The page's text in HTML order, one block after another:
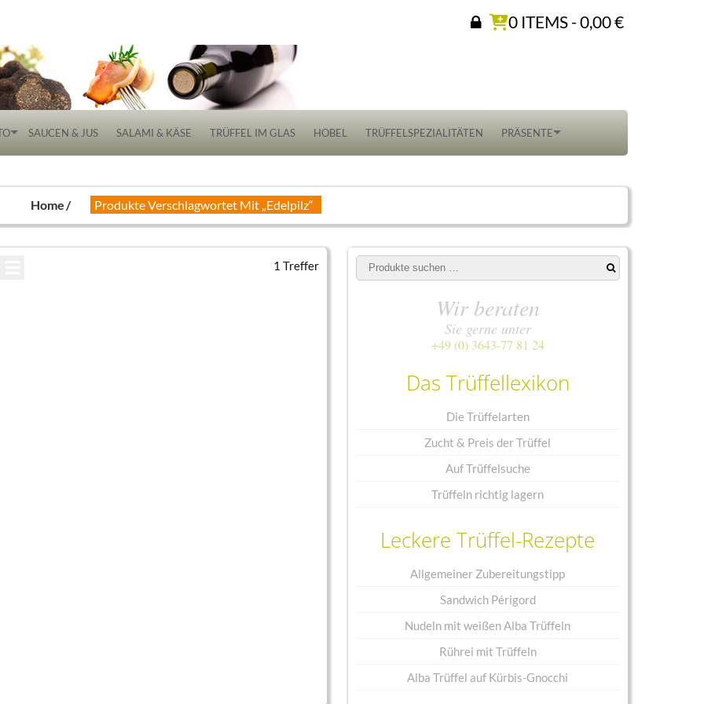
0 ITEMS -0,00€
SAUCEN & JUS SALAMI & KÄSE TRÜFFEL IM GLAS HOBEL TRÜFFELSPEZIALITÄTEN PRÄSENTE
Home Produkte Verschlagwortet Mit „Edelpilz“
1 Treffer
Suchen
Wir beraten
Sie gerne unter
+49 (0) 3643-77 81 24
Das Trüffellexikon
Die Trüffelarten
Zucht & Preis der Trüffel
Auf Trüffelsuche
Trüffeln richtig lagern
Leckere Trüffel-Rezepte
Allgemeiner Zubereitungstipp
Sandwich Périgord
Nudeln mit weißen Alba Trüffeln
Rührei mit Trüffeln
Alba Trüffel auf Kürbis-Gnocchi